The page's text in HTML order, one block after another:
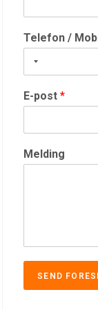
Telefon /
E-post*
Melding
SEND